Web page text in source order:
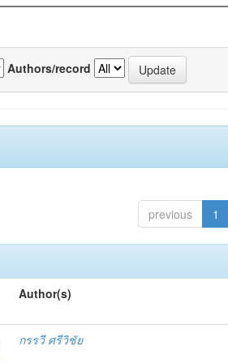
Authors/record
previous 1
Author(s)
กรรวี ศรีวิชัย